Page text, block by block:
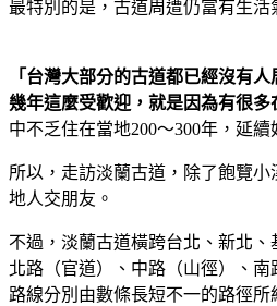
最特別的是，古道周遭仍富有生活
「台灣大部分的古道都已經沒有
幾年這麼受歡迎，就是因為有很多
中不乏住在當地200～300年，延續
所以，走訪淡蘭古道，除了飽覽
地人交朋友。
不過，淡蘭古道橫跨台北、新北
北路（官道）、中路（山徑）、
路線分別由數條長短不一的路徑